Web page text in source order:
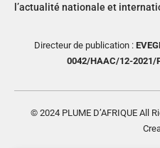
l’actualité nationale et
Directeur de publication :
0042/HAAC/12-2021/
© 2024 PLUME D’AFRIQUE All